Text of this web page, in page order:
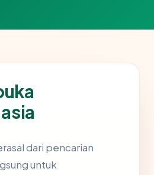
dari pencarian
untuk